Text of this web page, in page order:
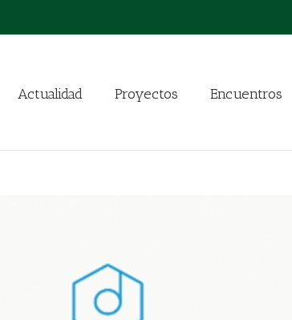
Actualidad Proyectos Encuentros